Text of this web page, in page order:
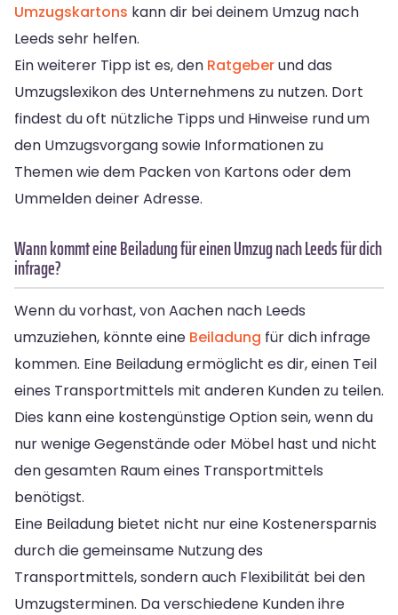
Umzugskartons kann dir bei deinem Umzug nach
Leeds sehr helfen.
Ein weiterer Tipp ist es, den Ratgeberund das
Umzugslexikon des Unternehmens zu nutzen. Dort
findest du oft nützliche Tipps und Hinweise rund um
den Umzugsvorgang sowie Informationen zu
Themen wie dem Packen von Kartons oder dem
Ummelden deiner Adresse.
Wann kommt eine Beiladung für einen Umzug nach Leeds für dich
infrage?
Wenn du vorhast, von Aachen nach Leeds
umzuziehen, könnte eine Beiladung für dich infrage
kommen. Eine Beiladung ermöglicht es dir, einen Teil
eines Transportmittels mit anderen Kunden zu teilen.
Dies kann eine kostengünstige Option sein, wenn du
nur wenige Gegenstände oder Möbel hast und nicht
den gesamten Raum eines Transportmittels
benötigst.
Eine Beiladung bietet nicht nur eine Kostenersparnis
durch die gemeinsame Nutzung des
Transportmittels, sondern auch Flexibilität bei den
Umzugsterminen. Da verschiedene Kunden ihre